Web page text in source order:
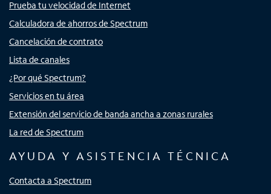
Prueba tu velocidad de Internet
Calculadora de ahorros de Spectrum
Cancelación de contrato
Lista de canales
¿Por qué Spectrum?
Servicios en tu área
Extensión del servicio de banda ancha a zonas rurales
La red de Spectrum
AYUDA Y ASISTENCIA TÉCNICA
Contacta a Spectrum